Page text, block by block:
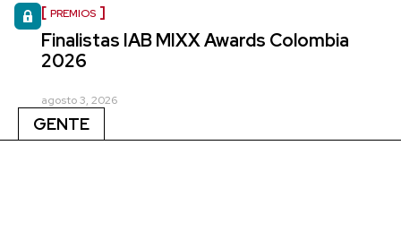
PREMIOS
Finalistas IAB MIXX Awards Colombia
2026
agosto 3, 2026
GENTE